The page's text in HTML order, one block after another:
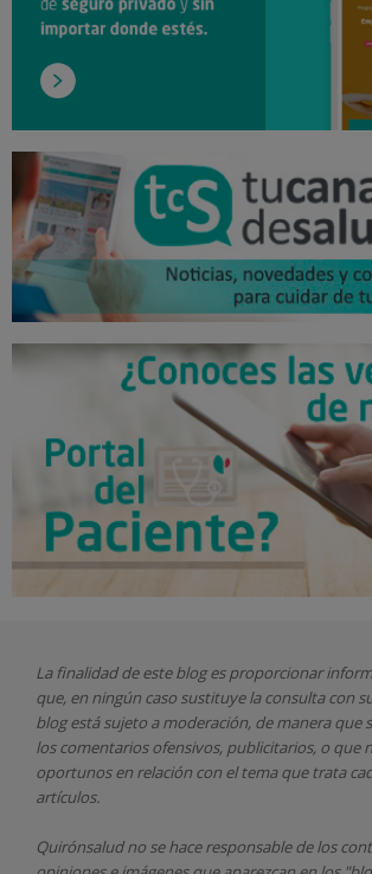
La finalidad de este blog es proporcionar
que, en ningún caso sustituye la consulta con
blog está sujeto a moderación, de manera que
los comentarios ofensivos, publicitarios, o que
oportunos en relación con el tema que trata
artículos.
Quirónsaludno se hace responsable de los